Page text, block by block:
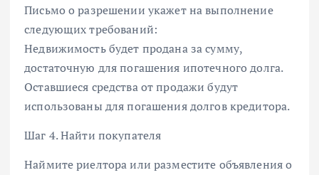
Письмо о разрешении укажет на выполнение
следующих требований:
Недвижимость будет продана за сумму,
достаточную для погашения ипотечного долга.
Оставшиеся средства от продажи будут
использованы для погашения долгов кредитора.
Шаг 4. Найти покупателя
Наймите риелтора или разместите объявления о